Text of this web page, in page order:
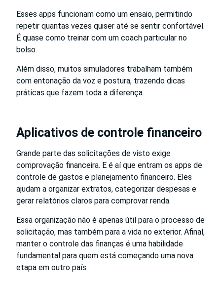
Esses apps funcionam como um ensaio, permitindo
repetir quantas vezes quiser até se sentir confortável.
É quase como treinar com um coach particular no
bolso.
Além disso, muitos simuladores trabalham também
com entonação da voz e postura, trazendo dicas
práticas que fazem toda a diferença.
Aplicativos de controle financeiro
Grande parte das solicitações de visto exige
comprovação financeira. E é aí que entram os apps de
controle de gastos e planejamento financeiro. Eles
ajudam a organizar extratos, categorizar despesas e
gerar relatórios claros para comprovar renda.
Essa organização não é apenas útil para o processo de
solicitação, mas também para a vida no exterior. Afinal,
manter o controle das finanças é uma habilidade
fundamental para quem está começando uma nova
etapa em outro país.